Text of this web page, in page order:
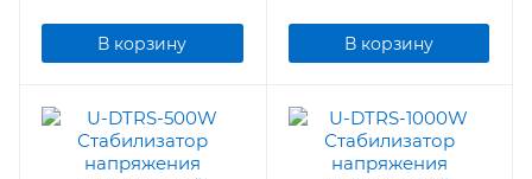
В корзину В корзину